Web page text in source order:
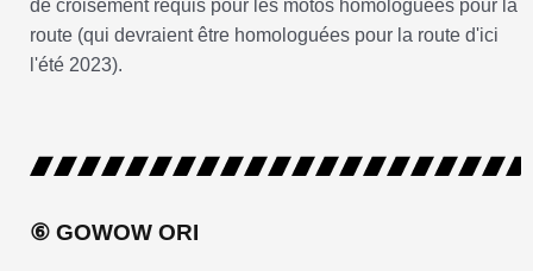
de croisement requis pour les motos homologuées pour la
route (qui devraient être homologuées pour la route d'ici
l'été 2023).
⑥ GOWOW ORI